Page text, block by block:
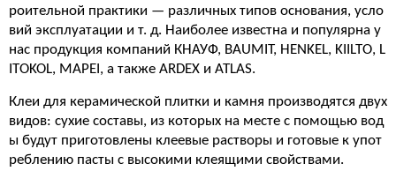
роительной практики — различных типов основания, усло
вий эксплуатации и т. д. Наиболее известна и популярна у
нас продукция компаний КНАУФ, BAUMIT, HENKEL, KIILTO, L
ITOKOL, MAPEI, а также ARDEX и ATLAS.
Клеи для керамической плитки и камня производятся двух
видов: сухие составы, из которых на месте с помощью вод
ы будут приготовлены клеевые растворы и готовые к упот
реблению пасты с высокими клеящими свойствами.